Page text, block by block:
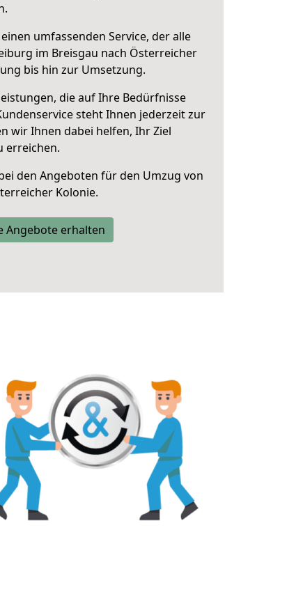
umfassenden Service, der alle
im Breisgau nach Österreicher
bis hin zur Umsetzung.
die auf Ihre Bedürfnisse
steht Ihnen jederzeit zur
wir Ihnen dabei helfen, Ihr Ziel
erreichen.
den Angeboten für den Umzug von
Kolonie.
Angebote erhalten